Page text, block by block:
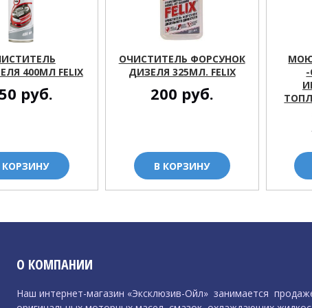
400МЛ FELIX
руб.
КОРЗИНУ
ОЧИСТИТЕЛЬ ФОРСУНОК
ДИЗЕЛЯ 325МЛ. FELIX
200 руб.
В КОРЗИНУ
О КОМПАНИИ
Наш интернет-магазин «Эксклюзив-Ойл» занимается